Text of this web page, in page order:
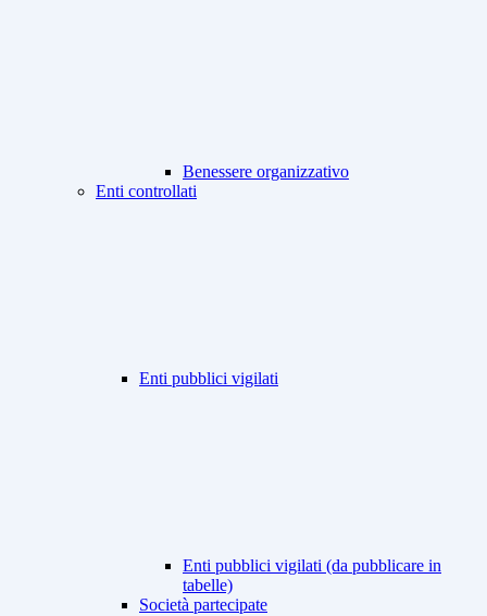
Benessere organizzativo
Enti controllati
Enti pubblici vigilati
Enti pubblici vigilati (da pubblicare in
tabelle)
Società partecipate